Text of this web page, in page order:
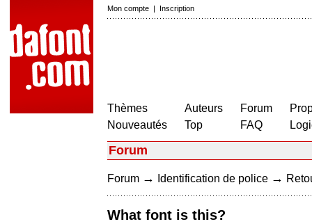
Mon compte | Inscription
Thèmes
Nouveautés
Auteurs
Top
Forum
FAQ
Forum
Forum → Identification de police →
What font is this?